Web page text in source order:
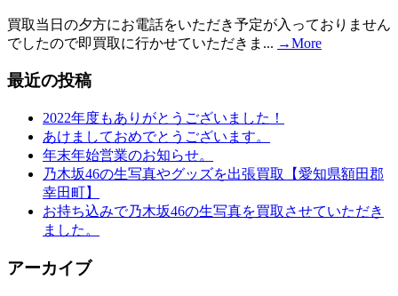
買取当日の夕方にお電話をいただき予定が入っておりません
でしたので即買取に行かせていただきま... →More
最近の投稿
2022年度もありがとうございました！
あけましておめでとうございます。
年末年始営業のお知らせ。
乃木坂46の生写真やグッズを出張買取【愛知県額田郡
幸田町】
お持ち込みで乃木坂46の生写真を買取させていただき
ました。
アーカイブ